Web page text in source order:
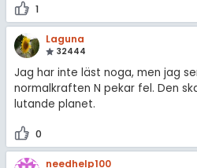
1
Laguna
32444
Jag har inte läst noga, men jag
normalkraften N pekar fel. Den
lutande planet.
0
needhelp100